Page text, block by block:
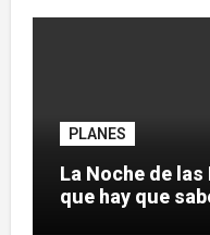
PLANES
La Noche de
que hay que